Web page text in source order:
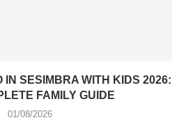
IN SESIMBRA WITH KIDS 2026:
FAMILY GUIDE
01/08/2026